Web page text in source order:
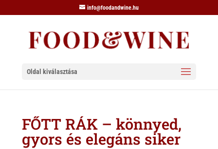
info@foodandwine.hu
Oldal kiválasztása
FŐTT RÁK – könnyed,
gyors és elegáns siker